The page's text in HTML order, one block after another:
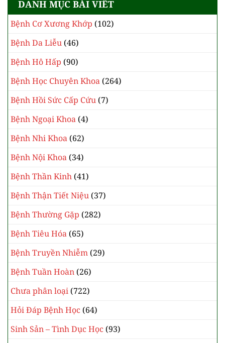
DANH MỤC BÀI VIÊT
Bệnh Cơ Xương Khớp (102)
Bệnh Da Liễu (46)
Bệnh Hô Hấp (90)
Bệnh Học Chuyên Khoa (264)
Bệnh Hồi Sức Cấp Cứu (7)
Bệnh Ngoại Khoa (4)
Bệnh Nhi Khoa (62)
Bệnh Nội Khoa (34)
Bệnh Thần Kinh (41)
Bệnh Thận Tiết Niệu (37)
Bệnh Thường Gặp (282)
Bệnh Tiêu Hóa (65)
Bệnh Truyền Nhiễm (29)
Bệnh Tuần Hoàn (26)
Chưa phân loại (722)
Hỏi Đáp Bệnh Học (64)
Sinh Sản – Tình Dục Học (93)